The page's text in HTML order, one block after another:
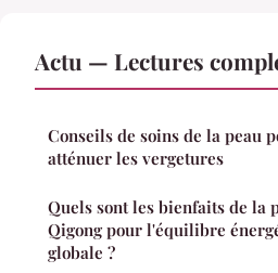
Actu — Lectures
Conseils de soins de la peau
atténuer les vergetures
Quels sont les bienfaits de la
Qigong pour l'équilibre
globale ?